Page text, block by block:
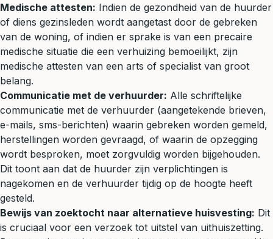
Medische attesten: Indien de gezondheid van de huurder
of diens gezinsleden wordt aangetast door de gebreken
van de woning, of indien er sprake is van een precaire
medische situatie die een verhuizing bemoeilijkt, zijn
medische attesten van een arts of specialist van groot
belang.
Communicatie met de verhuurder: Alle schriftelijke
communicatie met de verhuurder (aangetekende brieven,
e-mails, sms-berichten) waarin gebreken worden gemeld,
herstellingen worden gevraagd, of waarin de opzegging
wordt besproken, moet zorgvuldig worden bijgehouden.
Dit toont aan dat de huurder zijn verplichtingen is
nagekomen en de verhuurder tijdig op de hoogte heeft
gesteld.
Bewijs van zoektocht naar alternatieve huisvesting: Dit
is cruciaal voor een verzoek tot uitstel van uithuiszetting.